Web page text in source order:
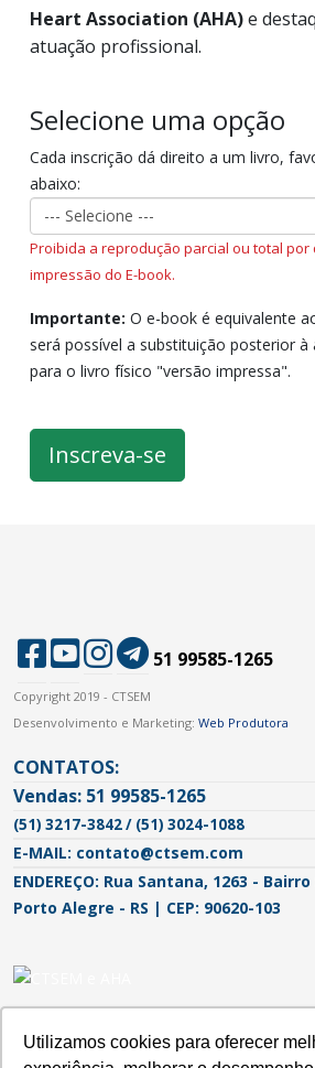
Utilizamos cookies para oferecer
Utilizamos cookies para oferecer
Heart Association (AHA)e
atuação profissional.
Selecione uma opção
Cada inscrição dá direito a um livro,
abaixo:
Proibida a reprodução parcial ou total por
impressão do E-book.
Importante: O e-book é equivalente
será possível a substituição posterior
para o livro físico "versão impressa".
Inscreva-se
51 99585-1265
Copyright 2019 - CTSEM
Desenvolvimento e Marketing: Web Produtora
CONTATOS:
Vendas: 51 99585-1265
(51) 3217-3842 / (51) 3024-1088
E-MAIL: contato@ctsem.com
ENDEREÇO: Rua Santana, 1263 -
Porto Alegre - RS | CEP: 90620-103